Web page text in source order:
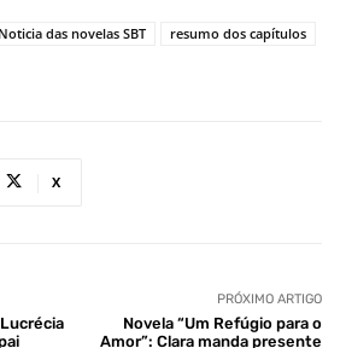
Noticia das novelas SBT
resumo dos capítulos
X
PRÓXIMO ARTIGO
Novela “Um Refúgio para o
Amor”: Clara manda presente